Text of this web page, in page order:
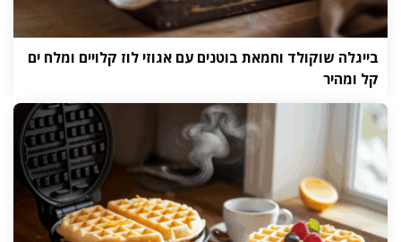
בייגלה שוקולד וחמאת בוטנים עם אגוזי לוז קלויים ומלח ים
קל ומהיר